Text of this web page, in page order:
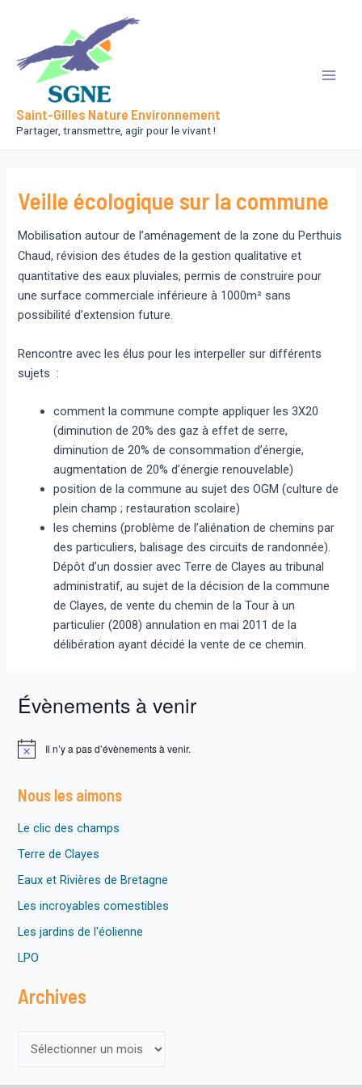
contenu
Saint-Gilles Nature Environnement
Partager, transmettre, agir pour le vivant !
Veille écologique sur la commune
Mobilisation autour de l’aménagement de la zone du Perthuis
Chaud,révision des études de la gestion qualitative et
quantitative des eaux pluviales, permis de construire pour
une surface commerciale inférieure à 1000m² sans
possibilité d’extension future.
Rencontre avec les élus pour les interpeller sur différents
sujets :
comment la commune compte appliquer les 3X20
(diminution de 20% des gaz à effet de serre,
diminution de 20% de consommation d’énergie,
augmentation de 20% d’énergie renouvelable)
position de la commune au sujet des OGM (culture de
plein champ ; restauration scolaire)
les chemins (problème de l’aliénation de chemins par
des particuliers, balisage des circuits de randonnée).
Dépôt d’un dossier avec Terre de Clayes au tribunal
administratif, au sujet de la décision de la commune
de Clayes, de vente du chemin de la Tour à un
particulier (2008) annulation en mai 2011 de la
délibération ayant décidé la vente de ce chemin.
Évènements à venir
N
i
c
Il n’y a pas d’évènements à venir.
Nous les aimons
Le clic des champs
Terre de Clayes
Eaux et Rivières de Bretagne
Les incroyables comestibles
Les jardins de l'éolienne
LPO
Archives